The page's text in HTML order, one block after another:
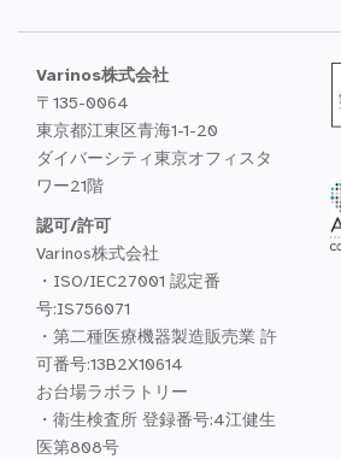
Varinos株式会社
〒135-0064
東京都江東区青海1-1-20
ダイバーシティ東京オフィスタ
ワー21階
認可/許可
Varinos株式会社
・ISO/IEC27001 認定番
号:IS756071
・第二種医療機器製造販売業 許
可番号:13B2X10614
お台場ラボラトリー
・衛生検査所 登録番号:4江健生
医第808号